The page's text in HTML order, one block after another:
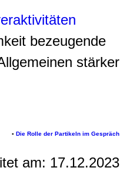
bezeugende
stärker
▪ Die Rolle der Partikeln im Gespräch
am: 17.12.2023